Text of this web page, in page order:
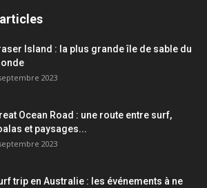
Island : la plus grande île de sable du
2023
Ocean Road : une route entre surf,
et paysages...
2023
trip en Australie : les événements à ne